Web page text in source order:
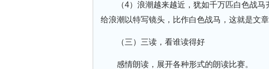
（4）浪潮越来越近，犹如千万匹白色战
给浪潮以特写镜头，比作白色战马，这就是文
（三）三读，看谁读得好
感情朗读，展开各种形式的朗读比赛。